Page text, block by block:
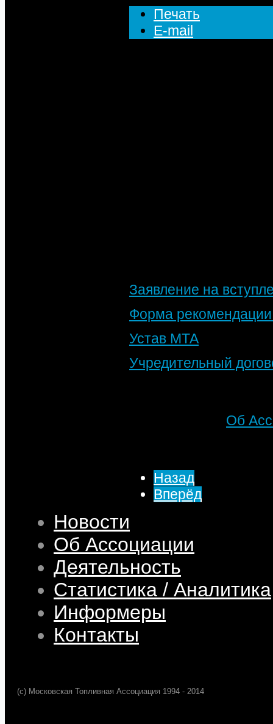
Печать
E-mail
Заявление на
Форма
Устав МТА
Учредительный
Об
Назад
Вперёд
Новости
Об Ассоциации
Деятельность
Статистика / Аналитика
Информеры
Контакты
(c) Московская Топливная Ассоциация 1994 - 2014